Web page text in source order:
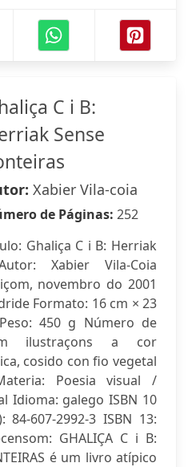
C i B:
Sense
Xabier Vila-coia
de Páginas: 252
Ghaliça C i B: Herriak
Xabier Vila-Coia
novembro do 2001
Formato: 16 cm × 23
450 g Número de
ilustraçons a cor
cosido con fio vegetal
Poesia visual /
Idioma: galego ISBN 10
607-2992-3 ISBN 13:
GHALIÇA C i B:
é um livro atípico